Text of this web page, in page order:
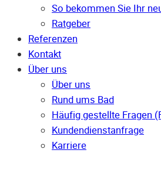
So bekommen Sie Ihr
Ratgeber
Referenzen
Kontakt
Über uns
Über uns
Rund ums Bad
Häufig gestellte Fragen
Kunden­dienst­anfrage
Karriere